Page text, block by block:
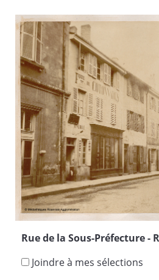
Rue de la Sous-Préfecture -
Joindre à mes sélections